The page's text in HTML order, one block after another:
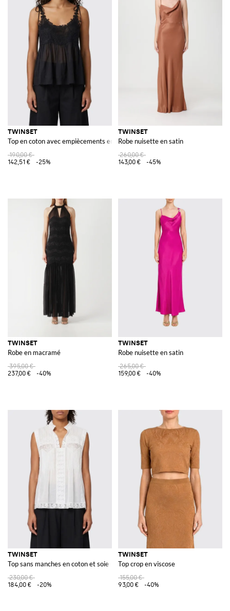
TWINSET
Top en coton avec empiècements en dentelle
190,00 €
142,51 €
-25%
TWINSET
Robe nuisette en satin
260,00 €
143,00 €
-45%
TWINSET
Robe en macramé
395,00 €
237,00 €
-40%
TWINSET
Robe nuisette en satin
265,00 €
159,00 €
-40%
TWINSET
Top sans manches en coton et soie
230,00 €
184,00 €
-20%
TWINSET
Top crop en viscose
155,00 €
93,00 €
-40%